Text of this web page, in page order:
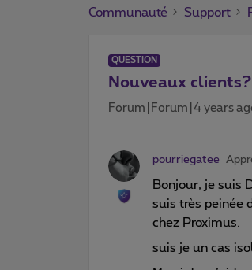
Communauté Support
QUESTION
Nouveaux
Forum|Forum|4 years
pourriegatee
Bonjour, je suis
suis très peinée
chez Proximus.
suis je un cas